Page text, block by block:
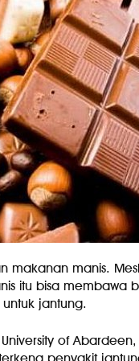
makanan manis.
itu bisa membawa
jantung.
of